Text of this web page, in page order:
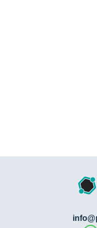
Позволяет
Нейлон 6.6
инженерный
годами, не